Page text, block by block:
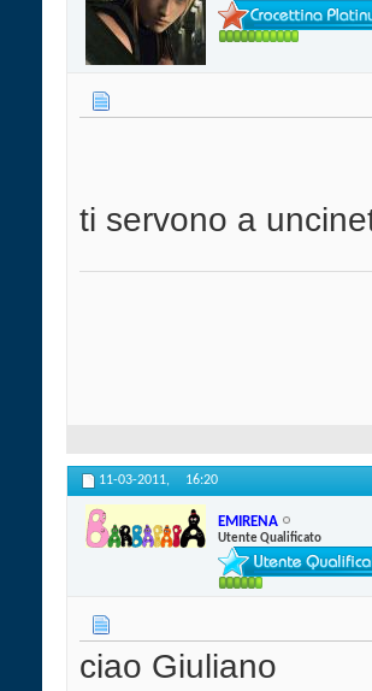
ti servono a
11-03-2011, 16:20
EMIRENA
Utente Qualificato
ciao Giuliano